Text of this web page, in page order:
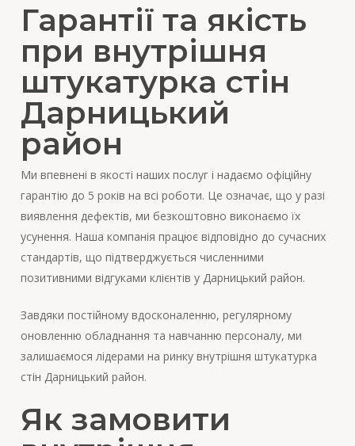
Гарантії та якість
при внутрішня
штукатурка стін
Дарницький
район
Ми впевнені в якості наших послуг і надаємо офіційну
гарантію до 5 років на всі роботи. Це означає, що у разі
виявлення дефектів, ми безкоштовно виконаємо їх
усунення. Наша компанія працює відповідно до сучасних
стандартів, що підтверджується численними
позитивними відгуками клієнтів у Дарницький район.
Завдяки постійному вдосконаленню, регулярному
оновленню обладнання та навчанню персоналу, ми
залишаємося лідерами на ринку внутрішня штукатурка
стін Дарницький район.
Як замовити